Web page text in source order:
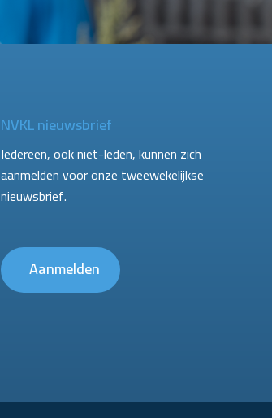
NVKL nieuwsbrief
Iedereen, ook niet-leden, kunnen zich
aanmelden voor onze tweewekelijkse
nieuwsbrief.
Aanmelden